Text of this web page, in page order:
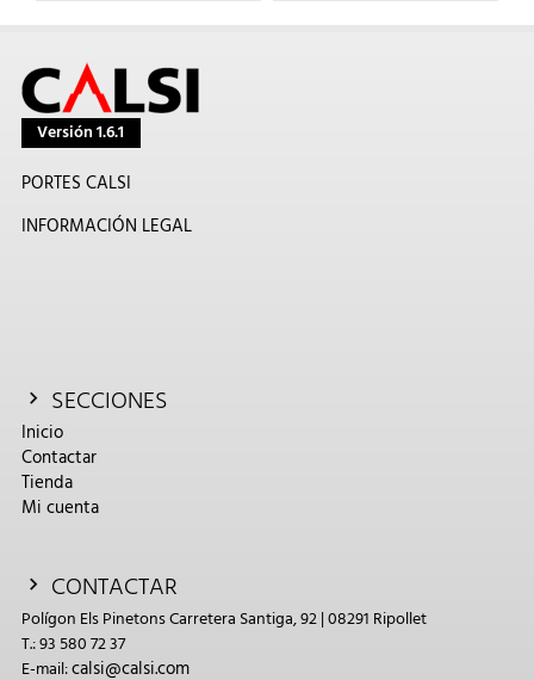
Versión 1.6.1
PORTES CALSI
INFORMACIÓN LEGAL
SECCIONES
Inicio
Contactar
Tienda
Mi cuenta
CONTACTAR
Polígon Els Pinetons Carretera Santiga, 92 | 08291 Ripollet
T.: 93 580 72 37
E-mail:calsi@calsi.com